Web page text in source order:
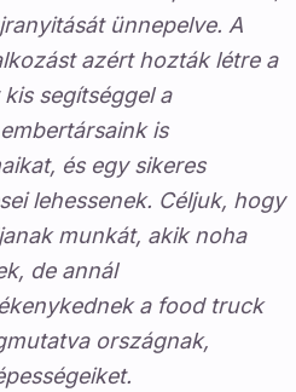
ünnepelve. A
azért hozták létre a
segítséggel a
is
és egy sikeres
lehessenek. Céljuk, hogy
munkát, akik noha
de annál
a food truck
országnak,